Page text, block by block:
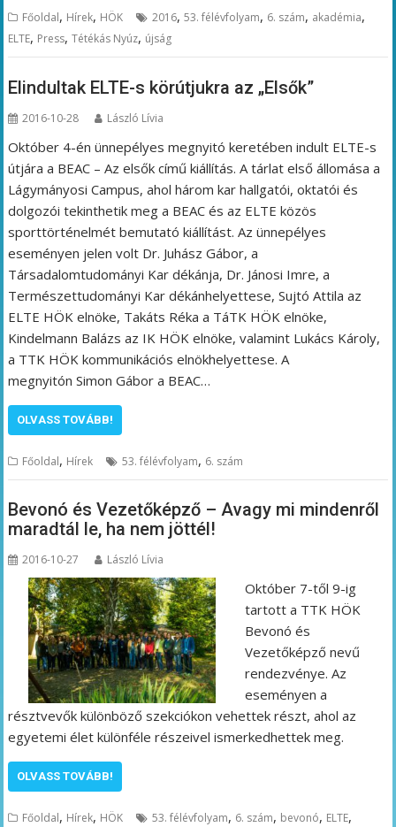
Főoldal, Hírek, HÖK 2016,53. félévfolyam, 6. szám, akadémia,
ELTE, Press,Tétékás Nyúz, újság
Elindultak ELTE-s körútjukra az „Elsők”
2016-10-28 László Lívia
Október 4-én ünnepélyes megnyitó keretében indult ELTE-s
útjára a BEAC – Az elsők című kiállítás. A tárlat első állomása a
Lágymányosi Campus, ahol három kar hallgatói, oktatói és
dolgozói tekinthetik meg a BEAC és az ELTE közös
sporttörténelmét bemutató kiállítást. Az ünnepélyes
eseményen jelen volt Dr. Juhász Gábor, a
Társadalomtudományi Kar dékánja, Dr. Jánosi Imre, a
Természettudományi Kar dékánhelyettese, Sujtó Attila az
ELTE HÖK elnöke, Takáts Réka a TáTK HÖK elnöke,
Kindelmann Balázs az IK HÖK elnöke, valamint Lukács Károly,
a TTK HÖK kommunikációs elnökhelyettese. A
megnyitón Simon Gábor a BEAC…
OLVASS TOVÁBB!
Főoldal, Hírek 53. félévfolyam, 6. szám
Bevonó és Vezetőképző – Avagy mi mindenről
maradtál le, ha nem jöttél!
2016-10-27 László Lívia
Október 7-től 9-ig
tartott a TTK HÖK
Bevonó és
Vezetőképző nevű
rendezvénye. Az
eseményen a
résztvevők különböző szekciókon vehettek részt, ahol az
egyetemi élet különféle részeivel ismerkedhettek meg.
OLVASS TOVÁBB!
Főoldal, Hírek, HÖK 53. félévfolyam, 6. szám, bevonó, ELTE,